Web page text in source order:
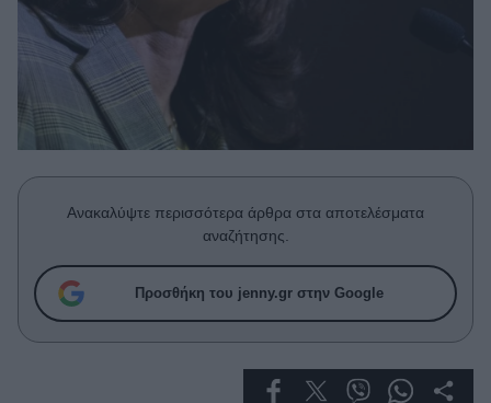
Real Women
Πρόσωπα
Celebrities
Συνεντεύξεις
Who
True Stories
Ζώδια
Ανακαλύψτε περισσότερα άρθρα στα αποτελέσματα
αναζήτησης.
Προσθήκη του jenny.gr στην Google